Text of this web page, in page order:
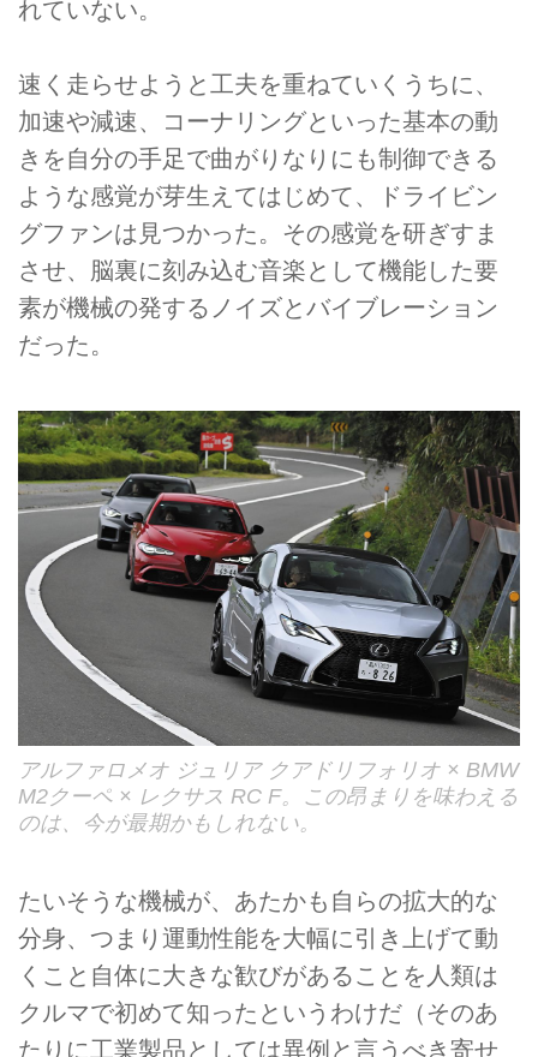
れていない。
速く走らせようと工夫を重ねていくうちに、
加速や減速、コーナリングといった基本の動
きを自分の手足で曲がりなりにも制御できる
ような感覚が芽生えてはじめて、ドライビン
グファンは見つかった。その感覚を研ぎすま
させ、脳裏に刻み込む音楽として機能した要
素が機械の発するノイズとバイブレーション
だった。
アルファロメオ ジュリア クアドリフォリオ × BMW
M2クーペ × レクサス RC F。この昂まりを味わえる
のは、今が最期かもしれない。
たいそうな機械が、あたかも自らの拡大的な
分身、つまり運動性能を大幅に引き上げて動
くこと自体に大きな歓びがあることを人類は
クルマで初めて知ったというわけだ（そのあ
たりに工業製品としては異例と言うべき寄せ